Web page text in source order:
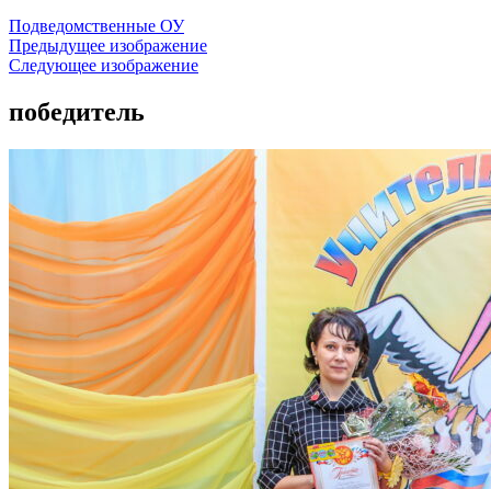
Подведомственные ОУ
Предыдущее изображение
Следующее изображение
победитель